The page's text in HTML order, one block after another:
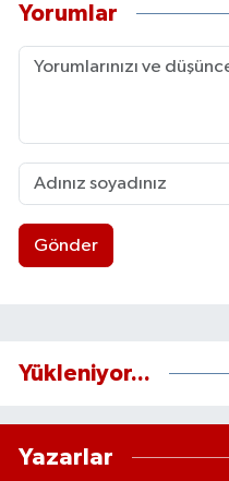
Yorumlar
Gönder
Yükleniyor...
Yazarlar